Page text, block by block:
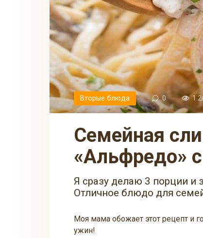
Вторые блюда 0
Семейная сливочная паста
«Альфредо»
Я сразу делаю 3 порции
Отличное блюдо для
Моя мама обожает этот рецепт и
ужин!